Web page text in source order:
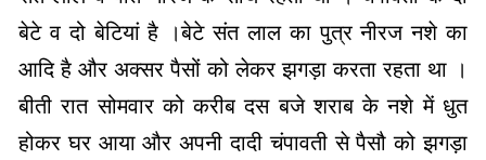
बेटे व दो बेटियां है ।बेटे संत लाल का पुत्र नीरज नशे का
आदि है और अक्सर पैसों को लेकर झगड़ा करता रहता था ।
बीती रात सोमवार को करीब दस बजे शराब के नशे में धुत
होकर घर आया और अपनी दादी चंपावती से पैसौ को झगड़ा